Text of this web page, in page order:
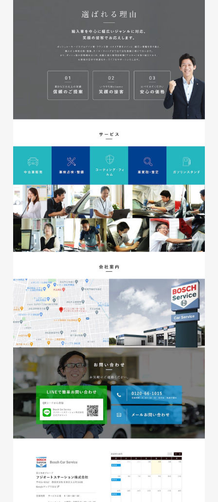
磐田商工会議所様 磐田市商店
印刷物
#公共・行政・団体
株式会社ベストブラス様 EC
サイト制作
ECサイト
#HTML/CSSコーディング
#レスポンシブWebデザイン
#Shopify